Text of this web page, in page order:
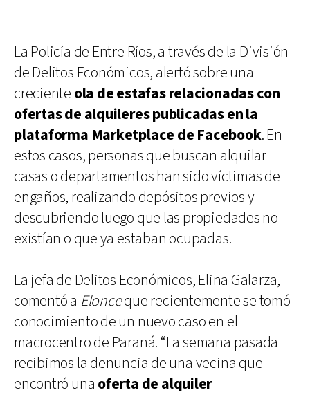
La Policía de Entre Ríos, a través de la División
de Delitos Económicos, alertó sobre una
creciente ola de estafas relacionadas con
ofertas de alquileres publicadas en la
plataforma Marketplace de Facebook. En
estos casos, personas que buscan alquilar
casas o departamentos han sido víctimas de
engaños, realizando depósitos previos y
descubriendo luego que las propiedades no
existían o que ya estaban ocupadas.
La jefa de Delitos Económicos, Elina Galarza,
comentó a Elonceque recientemente se tomó
conocimiento de un nuevo caso en el
macrocentro de Paraná. “La semana pasada
recibimos la denuncia de una vecina que
encontró una oferta de alquiler